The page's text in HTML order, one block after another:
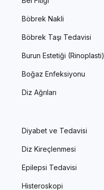
Böbrek Nakli
Böbrek Taşı Tedavisi
Burun Estetiği (Rinoplasti)
Boğaz Enfeksiyonu
Diz Ağrıları
Diyabet ve Tedavisi
Diz Kireçlenmesi
Epilepsi Tedavisi
Histeroskopi